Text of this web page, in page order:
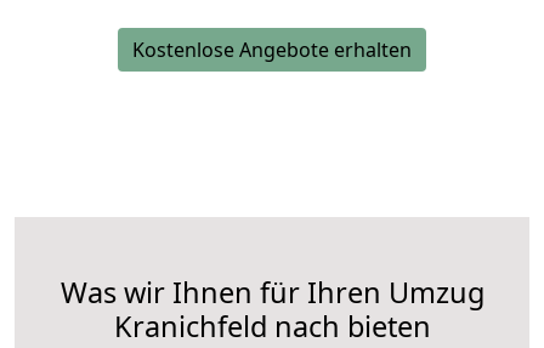
Kostenlose Angebote erhalten
Was wir Ihnen für Ihren Umzug
Kranichfeld nach bieten